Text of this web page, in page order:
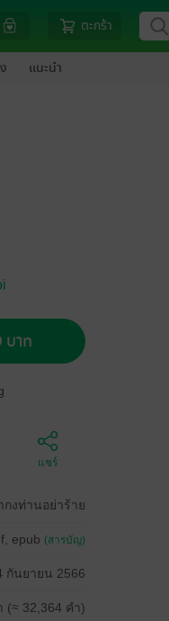
ตะกร้า
แนะนำ
บาท
แชร์
กงท่านอย่าร้าย
epub (สารบัญ)
กันยายน 2566
(≈ 32,364 คำ)